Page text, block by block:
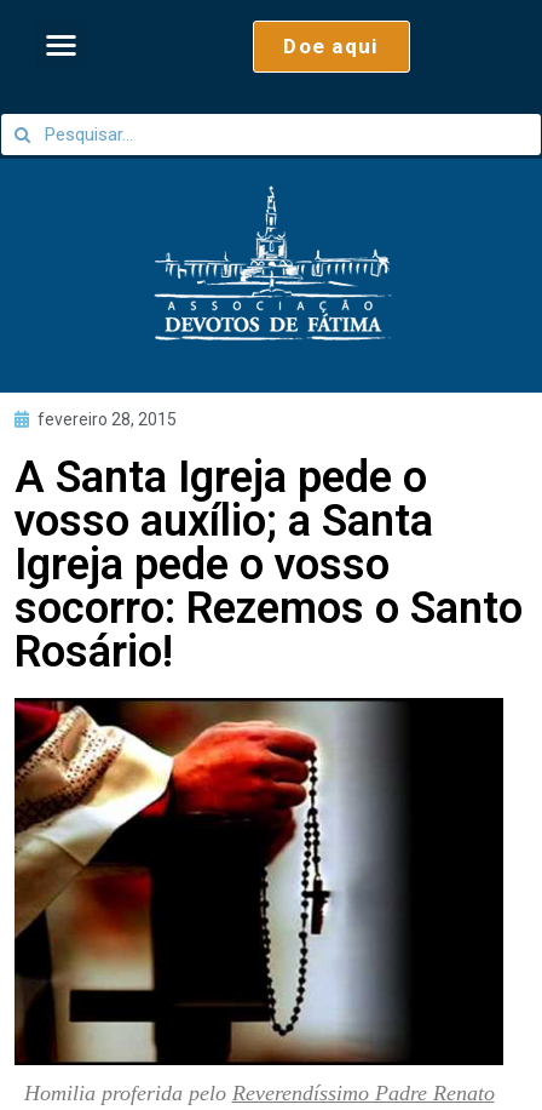
Doe aqui
fevereiro 28, 2015
A Santa Igreja pede o
vosso auxílio; a Santa
Igreja pede o vosso
socorro: Rezemos o Santo
Rosário!
Homilia proferida pelo Reverendíssimo Padre Renato